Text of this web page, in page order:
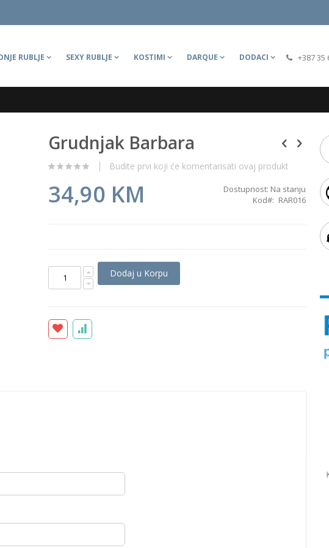
+387 35
RUBLJE SEXY RUBLJE KOSTIMI DARQUE DODACI
Grudnjak Barbara
Budite prvi koji će komentarisati ovaj produkt
34,90 KM Dostupnost: Na stanju
Kod
RAR016
Dodaj u Korpu